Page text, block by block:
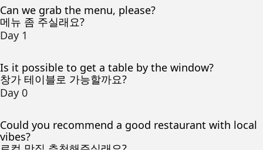
Can we grab the menu, please?
메뉴 좀 주실래요?
Day 1
Is it possible to get a table by the window?
창가 테이블로 가능할까요?
Day 0
Could you recommend a good restaurant with local
vibes?